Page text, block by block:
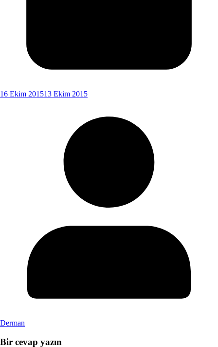
16 Ekim 201513 Ekim 2015
Derman
Bir cevap yazın